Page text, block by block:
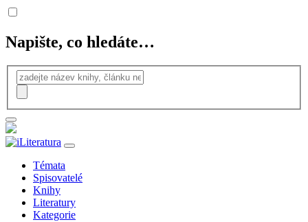
Napište, co hledáte…
Témata
Spisovatelé
Knihy
Literatury
Kategorie